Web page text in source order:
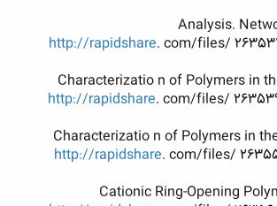
http://rapidshare. com/files/
http://rapidshare. com/files/
http://rapidshare. com/files/